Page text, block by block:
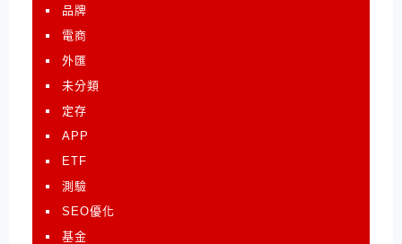
品牌
電商
外匯
未分類
定存
APP
ETF
測驗
SEO優化
基金